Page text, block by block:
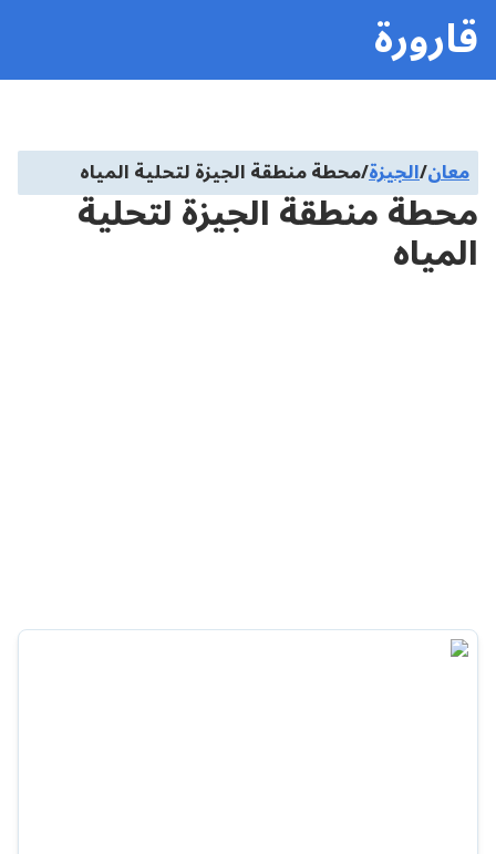
قارورة
معان/الجيزة/محطة منطقة الجيزة لتحلية المياه
محطة منطقة الجيزة لتحلية
المياه